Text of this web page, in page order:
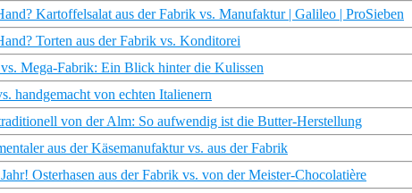
Kartoffelsalat aus der Fabrik vs. Manufaktur | Galileo | ProSieben
Torten aus der Fabrik vs. Konditorei
Mega-Fabrik: Ein Blick hinter die Kulissen
handgemacht von echten Italienern
von der Alm: So aufwendig ist die Butter-Herstellung
aus der Käsemanufaktur vs. aus der Fabrik
Osterhasen aus der Fabrik vs. von der Meister-Chocolatière